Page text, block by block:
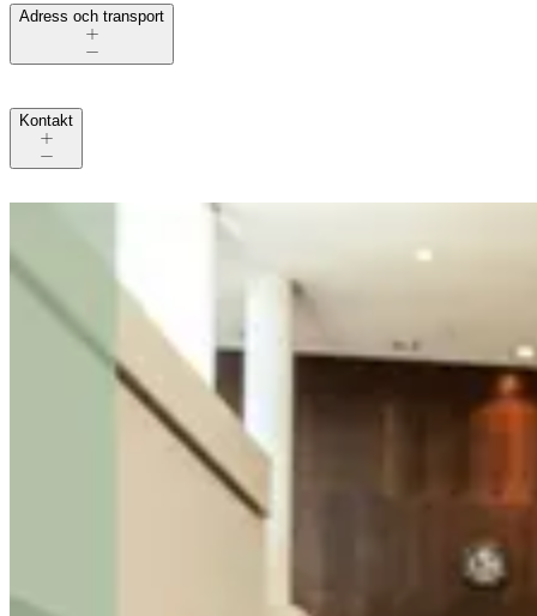
Adress och transport
Kontakt